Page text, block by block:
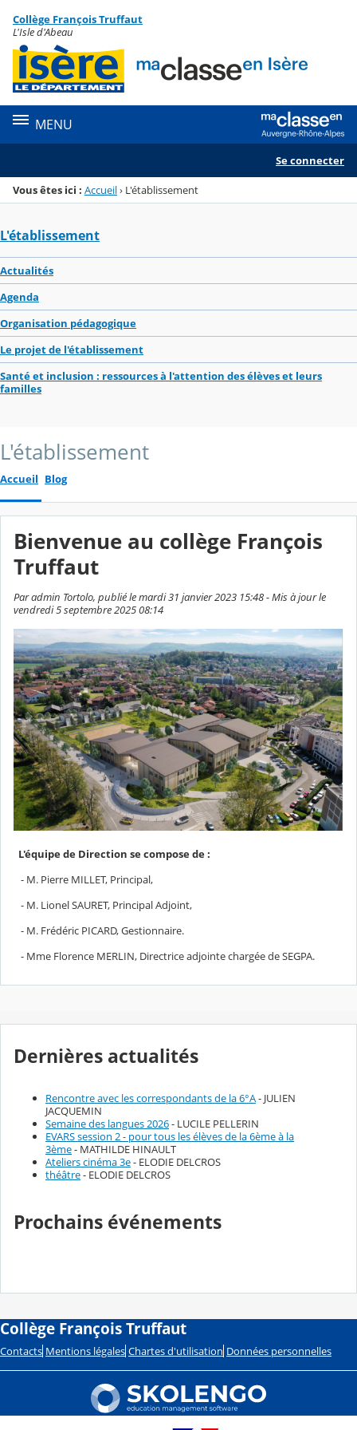
Menu de la rubrique
Contenu
Collège François Truffaut
L'Isle d'Abeau
MENU
Se connecter
Vous êtes ici : Accueil› L'établissement
L'établissement
Actualités
Agenda
Organisation pédagogique
Le projet de l'établissement
Santé et inclusion : ressources à l'attention des élèves et leurs
familles
L'établissement
Accueil Blog
Bienvenue au collège François
Truffaut
Par admin Tortolo, publié le mardi 31 janvier 2023 15:48 - Mis à jour le
vendredi 5 septembre 2025 08:14
L'équipe de Direction se compose de :
- M. Pierre MILLET, Principal,
- M. Lionel SAURET, Principal Adjoint,
- M. Frédéric PICARD, Gestionnaire.
- Mme Florence MERLIN, Directrice adjointe chargée de SEGPA.
Dernières actualités
Rencontre avec les correspondants de la 6°A- JULIEN
JACQUEMIN
Semaine des langues 2026- LUCILE PELLERIN
EVARS session 2 - pour tous les élèves de la 6ème à la
3ème- MATHILDE HINAULT
Ateliers cinéma 3e- ELODIE DELCROS
théâtre- ELODIE DELCROS
Prochains événements
Collège François Truffaut
Contacts Mentions légales Chartes d'utilisation Données personnelles